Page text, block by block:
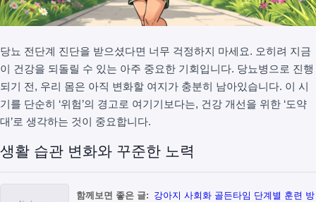
당뇨 전단계 진단을 받으셨다면 너무 걱정하지 마세요. 오히려 지금
이 건강을 되돌릴 수 있는 아주 중요한 기회입니다. 당뇨병으로 진행
되기 전, 우리 몸은 아직 변화할 여지가 충분히 남아있습니다. 이 시
기를 단순히 ‘위험’의 경고로 여기기보다는, 건강 개선을 위한 ‘도약
대’로 생각하는 것이 중요합니다.
생활 습관 변화와 꾸준한 노력
함께보면 좋은 글: 강아지 사회화 골든타임 단계별 훈련 방